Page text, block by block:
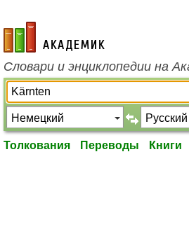
academic.ru
Словари и энциклопедии на
Толкования Переводы Книги